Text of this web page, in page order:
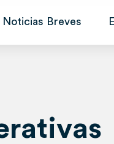
Noticias Breves